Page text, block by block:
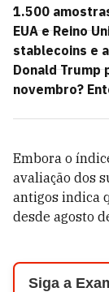
1.500
EUA e Reino
stablecoins e
Donald Trump
novembro?
Embora o
avaliação dos
antigos indica
desde agosto
Siga a